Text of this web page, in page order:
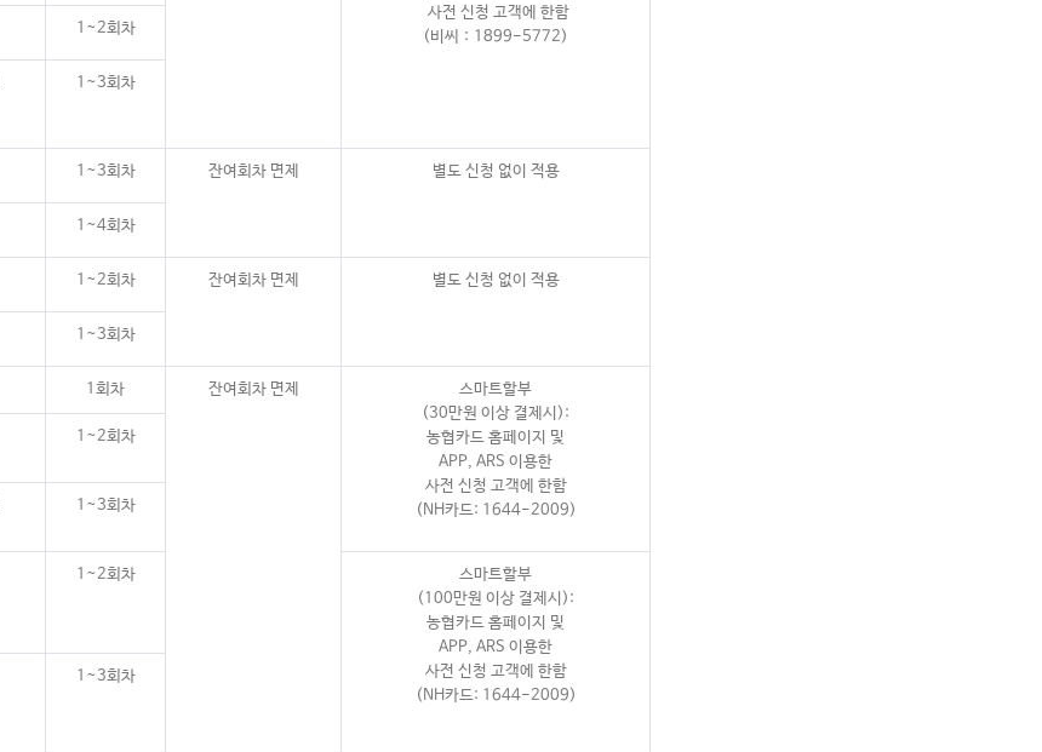
사전 신청 고객에 한함
(비씨 : 1899-5772)
1~2회차
1~3회차
1~3회차 잔여회차 면제 별도 신청 없이 적용
1~4회차
1~2회차 잔여회차 면제 별도 신청 없이 적용
1~3회차
1회차 잔여회차 면제
스마트할부
(30만원 이상 결제시):
농협카드 홈페이지 및
APP, ARS 이용한
사전 신청 고객에 한함
(NH카드: 1644-2009)
1~2회차
1~3회차
1~2회차
스마트할부
(100만원 이상 결제시):
농협카드 홈페이지 및
APP, ARS 이용한
사전 신청 고객에 한함
(NH카드: 1644-2009)
1~3회차